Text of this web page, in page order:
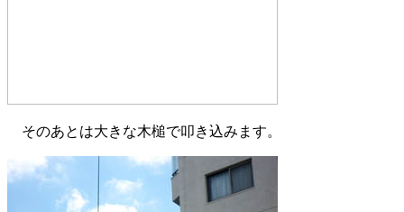
そのあとは大きな木槌で叩き込みます。